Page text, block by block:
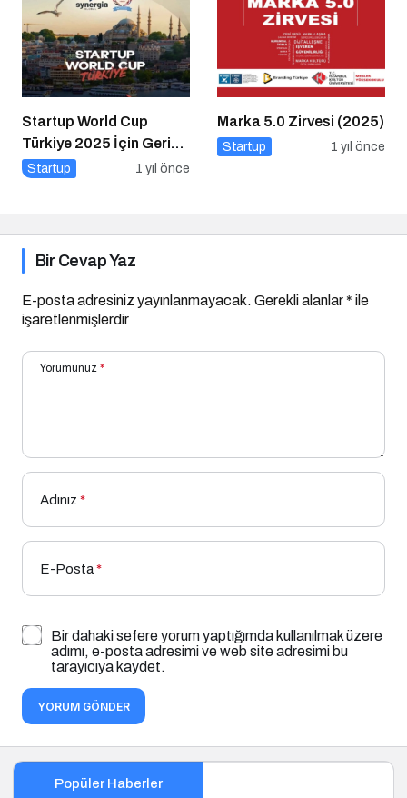
Startup World Cup
Türkiye 2025 İçin Geri
Sayım!
Startup 1 yıl önce
Marka 5.0 Zirvesi (2025)
Startup 1 yıl önce
Bir Cevap Yaz
E-posta adresiniz yayınlanmayacak. Gerekli alanlar* ile
işaretlenmişlerdir
Yorumunuz *
Adınız *
E-Posta*
Bir dahaki sefere yorum yaptığımda kullanılmak üzere
adımı, e-posta adresimi ve web site adresimi bu
tarayıcıya kaydet.
YORUM GÖNDER
Popüler Haberler